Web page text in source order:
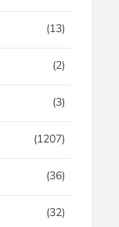
(13)
(2)
(3)
(1207)
(36)
(32)